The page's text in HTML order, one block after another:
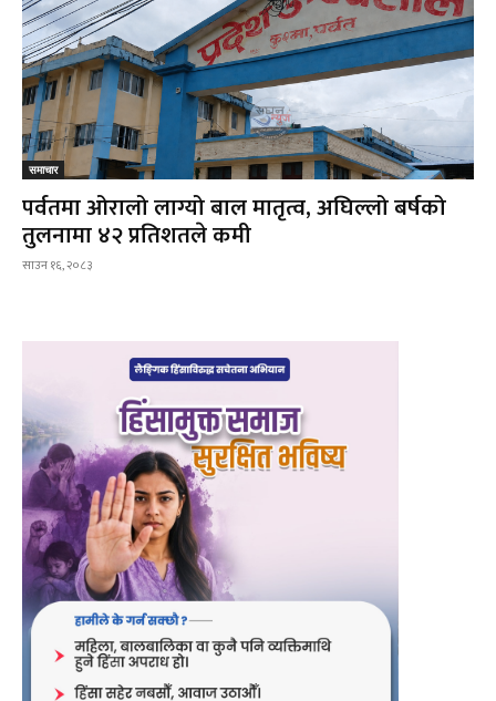
समाचार
पर्वतमा ओरालो लाग्यो बाल मातृत्व, अघिल्लो बर्षको
तुलनामा ४२ प्रतिशतले कमी
साउन १६, २०८३